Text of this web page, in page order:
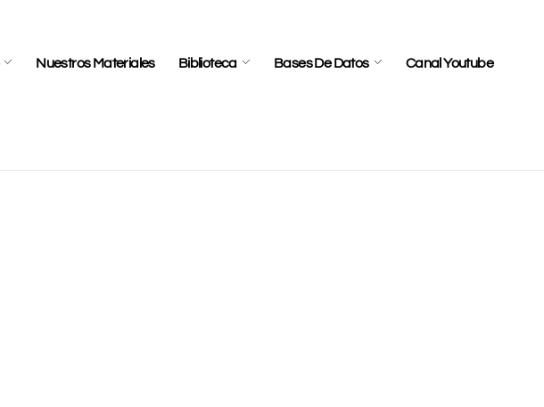
Nuestros Materiales Biblioteca Bases De Datos Canal Youtube